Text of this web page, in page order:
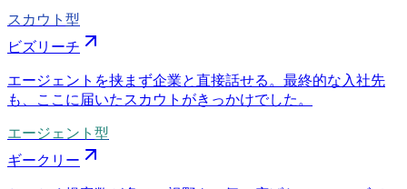
スカウト型
ビズリーチ
エージェントを挟まず企業と直接話せる。最終的な入社先
も、ここに届いたスカウトがきっかけでした。
エージェント型
ギークリー